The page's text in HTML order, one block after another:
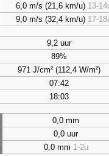
6,0 m/s (21,6 km/u) 13-
9,0 m/s (32,4 km/u) 17-
9,2 uur
89%
971 J/cm² (112,4 W/m²)
07:42
18:03
0,0 mm
0,0 uur
0,0 mm 1-2u